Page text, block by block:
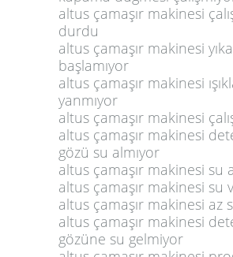
altus çamaşır makinesi
durdu
altus çamaşır makinesi
başlamıyor
altus çamaşır makinesi
yanmıyor
altus çamaşır makinesi
altus çamaşır makinesi
gözü su almıyor
altus çamaşır makinesi su
altus çamaşır makinesi su
altus çamaşır makinesi az
altus çamaşır makinesi
gözüne su gelmiyor